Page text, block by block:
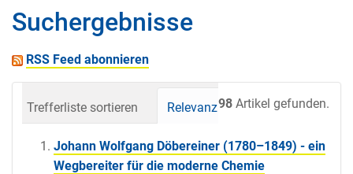
Suchergebnisse
RSS Feed abonnieren
98 Artikel gefunden.
Trefferliste sortieren Relevanz Datum
Johann Wolfgang Döbereiner (1780–1849) - ein
Wegbereiter für die moderne Chemie